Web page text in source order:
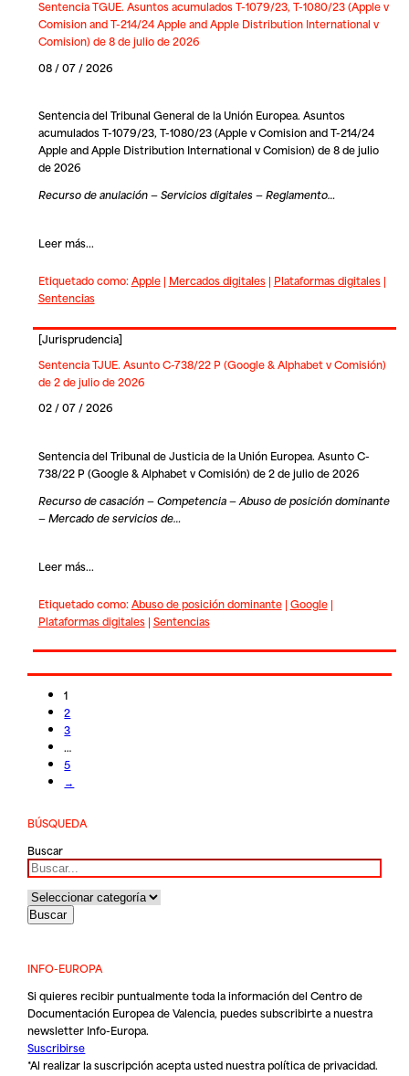
Sentencia TGUE. Asuntos acumulados T-1079/23, T-1080/23 (Apple v
Comision and T-214/24 Apple and Apple Distribution International v
Comision) de 8 de julio de 2026
08 / 07 / 2026
Sentencia del Tribunal General de la Unión Europea. Asuntos
acumulados T-1079/23, T-1080/23 (Apple v Comision and T-214/24
Apple and Apple Distribution International v Comision) de 8 de julio
de 2026
Recurso de anulación — Servicios digitales — Reglamento…
Leer más...
Etiquetado como:Apple| Mercados digitales| Plataformas digitales|
Sentencias
[Jurisprudencia]
Sentencia TJUE. Asunto C-738/22 P (Google & Alphabet v Comisión)
de 2 de julio de 2026
02 / 07 / 2026
Sentencia del Tribunal de Justicia de la Unión Europea. Asunto C-
738/22 P (Google & Alphabet v Comisión) de 2 de julio de 2026
Recurso de casación — Competencia — Abuso de posición dominante
— Mercado de servicios de…
Leer más...
Etiquetado como:Abuso de posición dominante| Google|
Plataformas digitales| Sentencias
1
2
3
…
5
→
BÚSQUEDA
Buscar
INFO-EUROPA
Si quieres recibir puntualmente toda la información del Centro de
Documentación Europea de Valencia, puedes subscribirte a nuestra
newsletter Info-Europa.
Suscribirse
*Al realizar la suscripción acepta usted nuestrapolítica de privacidad.